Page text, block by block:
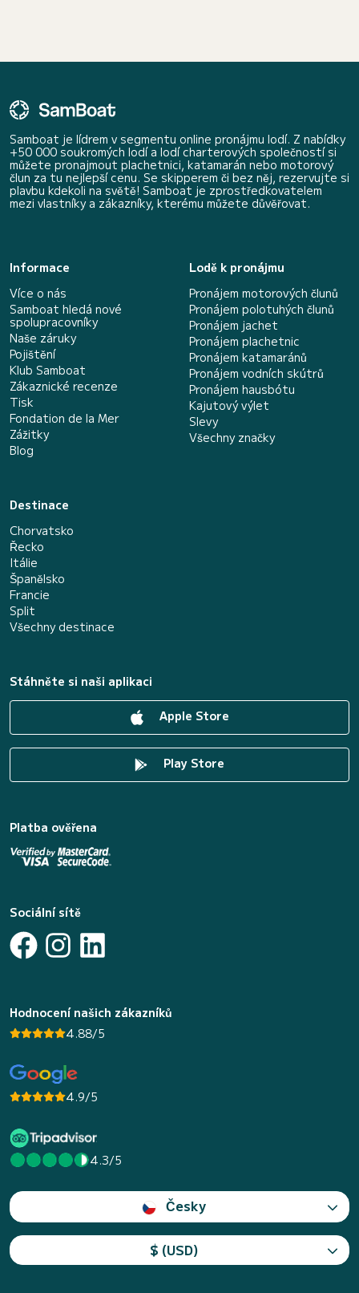
Samboat je lídrem v segmentu online pronájmu lodí. Z nabídky
+50 000 soukromých lodí a lodí charterových společností si
můžete pronajmout plachetnici, katamarán nebo motorový
člun za tu nejlepší cenu. Se skipperem či bez něj, rezervujte si
plavbu kdekoli na světě! Samboat je zprostředkovatelem
mezi vlastníky a zákazníky, kterému můžete důvěřovat.
Informace
Více o nás
Samboat hledá nové
spolupracovníky
Naše záruky
Pojištění
Klub Samboat
Zákaznické recenze
Tisk
Fondation de la Mer
Zážitky
Blog
Lodě k pronájmu
Pronájem motorových člunů
Pronájem polotuhých člunů
Pronájem jachet
Pronájem plachetnic
Pronájem katamaránů
Pronájem vodních skútrů
Pronájem hausbótu
Kajutový výlet
Slevy
Všechny značky
Destinace
Chorvatsko
Řecko
Itálie
Španělsko
Francie
Split
Všechny destinace
Stáhněte si naši aplikaci
Apple Store
Play Store
Platba ověřena
Sociální sítě
Hodnocení našich zákazníků
4.88/5
4.9/5
4.3/5
Česky
$ (USD)